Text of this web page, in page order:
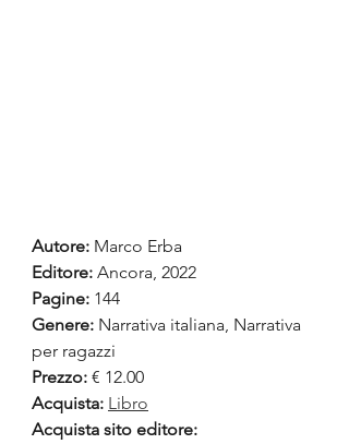
Autore: Marco Erba
Editore: Ancora, 2022
Pagine: 144
Genere: Narrativa italiana, Narrativa
per ragazzi
Prezzo: € 12.00
Acquista: Libro
Acquista sito editore: